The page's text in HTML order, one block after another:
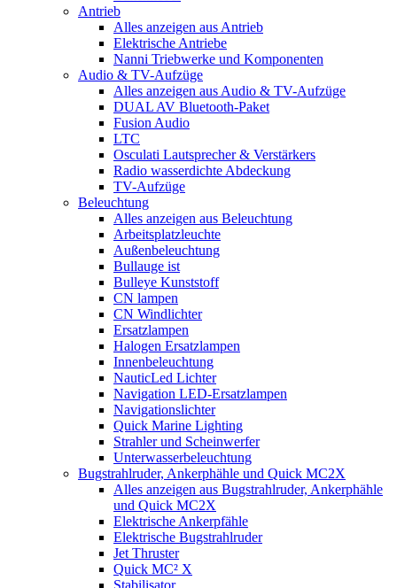
Antrieb
Alles anzeigen aus Antrieb
Elektrische Antriebe
Nanni Triebwerke und Komponenten
Audio & TV-Aufzüge
Alles anzeigen aus Audio & TV-Aufzüge
DUAL AV Bluetooth-Paket
Fusion Audio
LTC
Osculati Lautsprecher & Verstärkers
Radio wasserdichte Abdeckung
TV-Aufzüge
Beleuchtung
Alles anzeigen aus Beleuchtung
Arbeitsplatzleuchte
Außenbeleuchtung
Bullauge ist
Bulleye Kunststoff
CN lampen
CN Windlichter
Ersatzlampen
Halogen Ersatzlampen
Innenbeleuchtung
NauticLed Lichter
Navigation LED-Ersatzlampen
Navigationslichter
Quick Marine Lighting
Strahler und Scheinwerfer
Unterwasserbeleuchtung
Bugstrahlruder, Ankerphähle und Quick MC2X
Alles anzeigen aus Bugstrahlruder, Ankerphähle
und Quick MC2X
Elektrische Ankerpfähle
Elektrische Bugstrahlruder
Jet Thruster
Quick MC² X
Stabilisator